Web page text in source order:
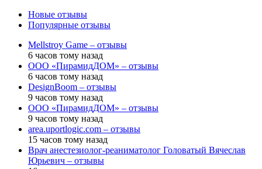
Новые отзывы
Популярные отзывы
Mellstroy Game – отзывы
6 часов тому назад
ООО «ПирамидДОМ» – отзывы
6 часов тому назад
DesignBoom – отзывы
9 часов тому назад
ООО «ПирамидДОМ» – отзывы
9 часов тому назад
area.uportlogic.com – отзывы
15 часов тому назад
Врач анестезиолог-реаниматолог Головатый Вячеслав
Юрьевич – отзывы